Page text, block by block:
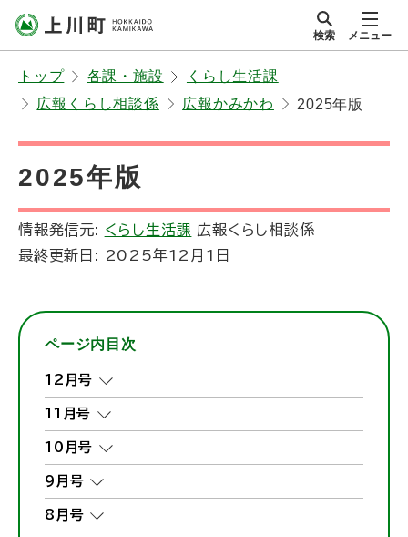
北海道上川町
Hokkaido Kamikawa
Twon
サイト内
検索 メニュー
トップ 各課・施設
くらし生活課
広報くらし相談係
広報かみかわ 2025年版
2025年版
情報発信元: くらし生活課 広報くらし相談係
最終更新日:
2025年12月1日
ページ内目次
12月号
11月号
10月号
9月号
8月号